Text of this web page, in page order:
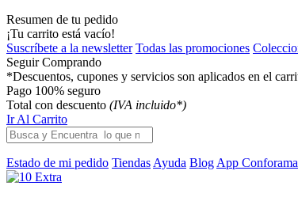
Resumen de tu pedido
¡Tu carrito está vacío!
Suscríbete a la newsletter Todas las promociones
Seguir Comprando
*Descuentos, cupones y servicios son aplicados en el
Pago 100% seguro
Total con descuento (IVA incluido*)
Ir Al Carrito
Estado de mi pedido Tiendas Ayuda Blog App Conforama